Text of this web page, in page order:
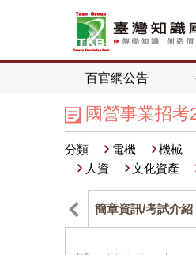
百官網公告
國營事業招
分類 電機 機械
人資
文化資產
簡章資訊/考試介紹